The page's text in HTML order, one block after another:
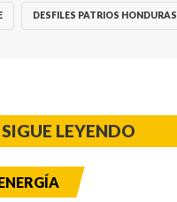
DESFILES PATRIOS HONDURAS
SIGUE LEYENDO